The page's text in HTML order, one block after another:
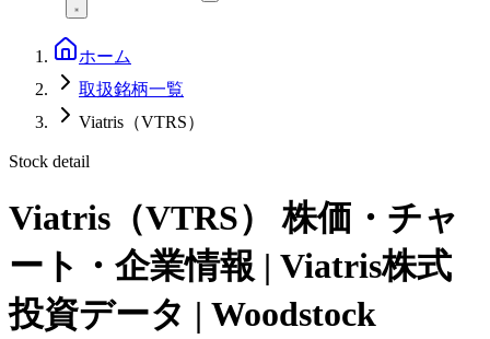
ホーム
取扱銘柄一覧
Viatris（VTRS）
Stock detail
Viatris（VTRS）
株価・チャ
ート・企業情報 | Viatris株式
投資データ | Woodstock